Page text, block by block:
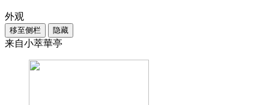
外观
移至侧栏 隐藏
来自小萃華亭